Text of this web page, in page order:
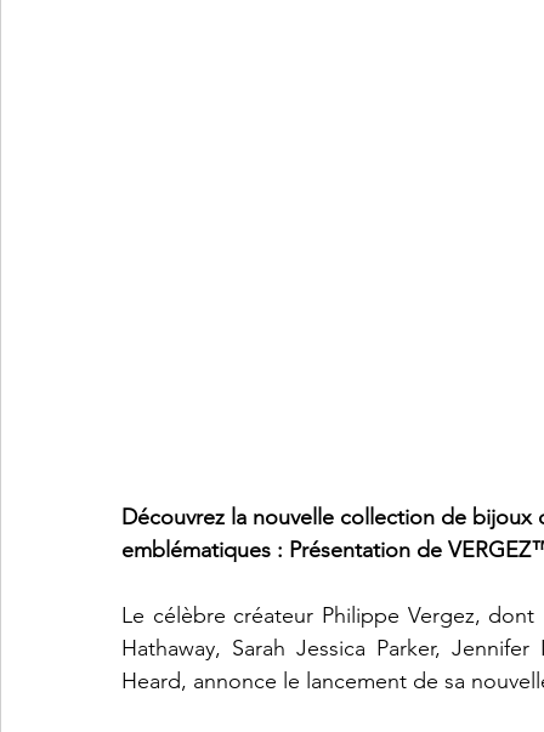
Découvrez la nouvelle collection de
emblématiques : Présentation de
Le célèbre créateur Philippe Vergez,
Hathaway, Sarah Jessica Parker,
Heard, annonce le lancement de sa